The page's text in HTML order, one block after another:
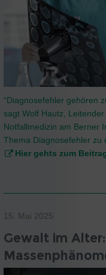
“Diagnosefehler gehören
sagt Wolf Hautz,
Notfallmedizin am Berner
Thema Diagnosefehler zu
Hier gehts zum
15. Mai 2025
Gewalt im